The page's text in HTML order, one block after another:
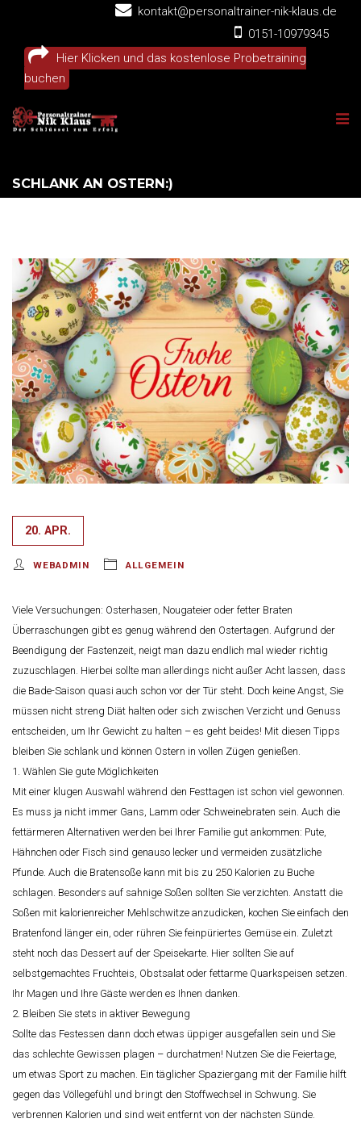
kontakt@personaltrainer-nik-klaus.de
0151-10979345
Hier Klicken und das kostenlose Probetraining
buchen
SCHLANK AN OSTERN:)
20. APR.
WEBADMIN ALLGEMEIN
Viele Versuchungen: Osterhasen, Nougateier oder fetter Braten
Überraschungen gibt es genug während den Ostertagen. Aufgrund der
Beendigung der Fastenzeit, neigt man dazu endlich mal wieder richtig
zuzuschlagen. Hierbei sollte man allerdings nicht außer Acht lassen, dass
die Bade-Saison quasi auch schon vor der Tür steht. Doch keine Angst, Sie
müssen nicht streng Diät halten oder sich zwischen Verzicht und Genuss
entscheiden, um Ihr Gewicht zu halten – es geht beides! Mit diesen Tipps
bleiben Sie schlank und können Ostern in vollen Zügen genießen.
1. Wählen Sie gute Möglichkeiten
Mit einer klugen Auswahl während den Festtagen ist schon viel gewonnen.
Es muss ja nicht immer Gans, Lamm oder Schweinebraten sein. Auch die
fettärmeren Alternativen werden bei Ihrer Familie gut ankommen: Pute,
Hähnchen oder Fisch sind genauso lecker und vermeiden zusätzliche
Pfunde. Auch die Bratensoße kann mit bis zu 250 Kalorien zu Buche
schlagen. Besonders auf sahnige Soßen sollten Sie verzichten. Anstatt die
Soßen mit kalorienreicher Mehlschwitze anzudicken, kochen Sie einfach den
Bratenfond länger ein, oder rühren Sie feinpüriertes Gemüse ein. Zuletzt
steht noch das Dessert auf der Speisekarte. Hier sollten Sie auf
selbstgemachtes Fruchteis, Obstsalat oder fettarme Quarkspeisen setzen.
Ihr Magen und Ihre Gäste werden es Ihnen danken.
2. Bleiben Sie stets in aktiver Bewegung
Sollte das Festessen dann doch etwas üppiger ausgefallen sein und Sie
das schlechte Gewissen plagen – durchatmen! Nutzen Sie die Feiertage,
um etwas Sport zu machen. Ein täglicher Spaziergang mit der Familie hilft
gegen das Völlegefühl und bringt den Stoffwechsel in Schwung. Sie
verbrennen Kalorien und sind weit entfernt von der nächsten Sünde.